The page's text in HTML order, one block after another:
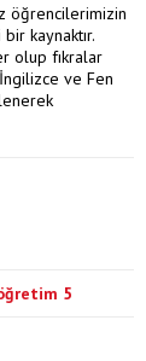
öğrencilerimizin
kaynaktır.
olup fıkralar
ve Fen
5